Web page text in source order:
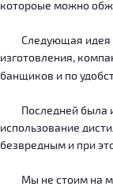
котороые можно
Следующая идея
изготовления,
банщиков и по
Последней была
использование
безвредным и при
Мы не стоим на